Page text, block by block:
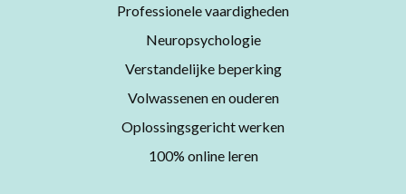
Professionele vaardigheden
Neuropsychologie
Verstandelijke beperking
Volwassenen en ouderen
Oplossingsgericht werken
100% online leren